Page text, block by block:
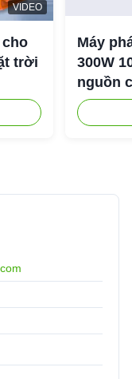
VIDEO
cho
trời
Máy
300W
nguồn
ngoài